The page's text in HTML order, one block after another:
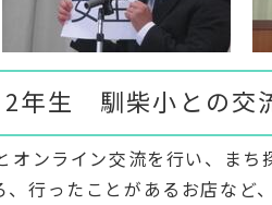
2年生 馴柴小との交
ンライン交流を行い、まち
行ったことがあるお店など